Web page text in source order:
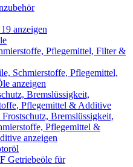
anzeigen
Pflegemittel, Filter &
Schmierstoffe, Pflegemittel,
anzeigen
Bremslüssigkeit,
Pflegemittel & Additive
Bremslüssigkeit,
Pflegemittel &
anzeigen
Getriebeöle für